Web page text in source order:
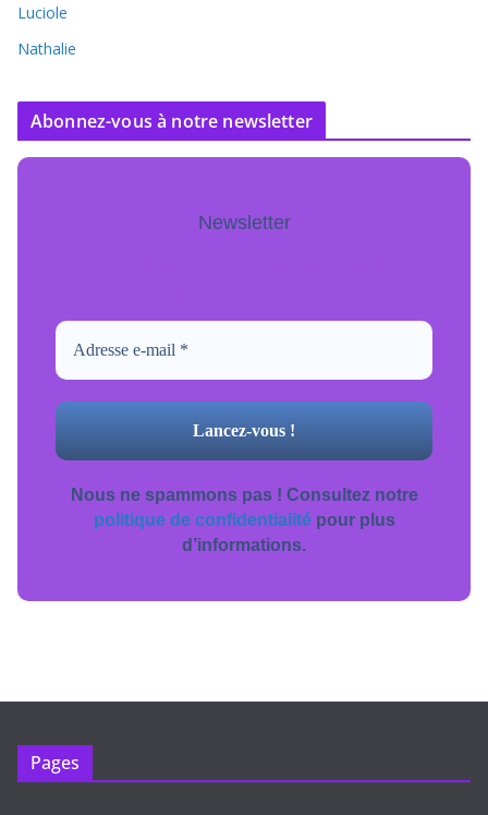
Luciole
Nathalie
Abonnez-vous à notre newsletter
Newsletter
Nous ne spammons pas ! Consultez notre
politique de confidentialitépour plus
d’informations.
Pages